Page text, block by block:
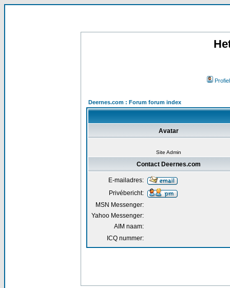
Profiel
Deernes.com : Forum forum index
Avatar
Site Admin
Contact Deernes.com
E-mailadres:
Privébericht:
MSN Messenger:
Yahoo Messenger:
AIM naam:
ICQ nummer: